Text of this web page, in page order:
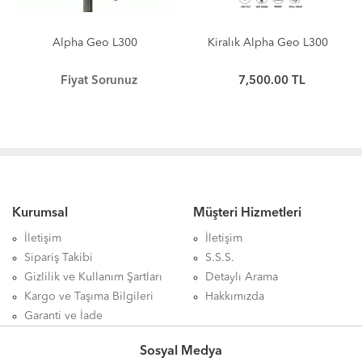
Alpha Geo L300
Fiyat Sorunuz
Kiralık Alpha Geo L300
7,500.00 TL
Kurumsal
İletişim
Sipariş Takibi
Gizlilik ve Kullanım Şartları
Kargo ve Taşıma Bilgileri
Garanti ve İade
Müşteri Hizmetleri
İletişim
S.S.S.
Detaylı Arama
Hakkımızda
Sosyal Medya